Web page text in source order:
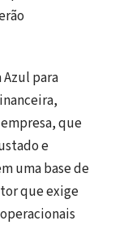
para
que
e
uma base de
que exige